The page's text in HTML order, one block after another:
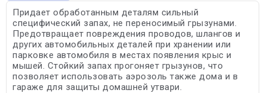
Придает обработанным деталям сильный
специфический запах, не переносимый грызунами.
Предотвращает повреждения проводов, шлангов и
других автомобильных деталей при хранении или
парковке автомобиля в местах появления крыс и
мышей. Стойкий запах прогоняет грызунов, что
позволяет использовать аэрозоль также дома и в
гараже для защиты домашней утвари.